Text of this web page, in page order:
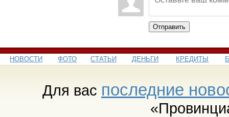
Отправить
НОВОСТИ ФОТО СТАТЬИ ДЕНЬГИ КРЕДИТЫ
Для вас последние